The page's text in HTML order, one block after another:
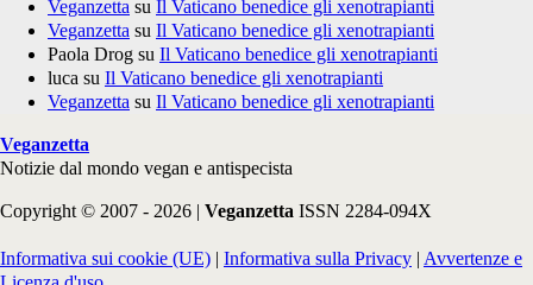
Veganzetta su Il Vaticano benedice gli xenotrapianti
Veganzetta su Il Vaticano benedice gli xenotrapianti
Paola Drog su Il Vaticano benedice gli xenotrapianti
luca su Il Vaticano benedice gli xenotrapianti
Veganzetta su Il Vaticano benedice gli xenotrapianti
Veganzetta
Notizie dal mondo vegan e antispecista
Copyright © 2007 - 2026 | Veganzetta ISSN 2284-094X
Informativa sui cookie (UE) | Informativa sulla Privacy | Avvertenze e